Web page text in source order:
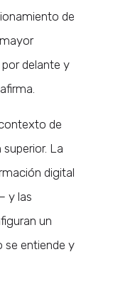
de
delante y
de
La
digital
y las
un
se entiende y